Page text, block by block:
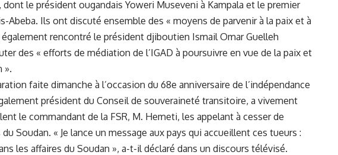
dont le président ougandais Yoweri Museveni à Kampala et le premier
Abeba. Ils ont discuté ensemble des « moyens de parvenir à la paix et à
rencontré le président djiboutien Ismail Omar Guelleh​
des « efforts ‍de médiation de l’IGAD à poursuivre⁢ en vue de la ⁣paix et
».
faite dimanche à l’occasion du 68e anniversaire de l’indépendance
président du Conseil de souveraineté transitoire, a ‌vivement
le commandant de la FSR, M. Hemeti, les ‌appelant à cesser de
Soudan. « Je lance un message aux pays qui accueillent ‍ces tueurs :
les affaires du Soudan », a-t-il déclaré dans un discours télévisé.